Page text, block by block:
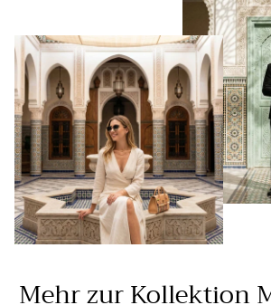
Mehr zur Kollektion